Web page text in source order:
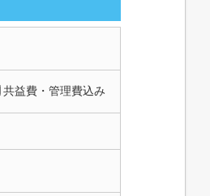
共益費・管理費込み